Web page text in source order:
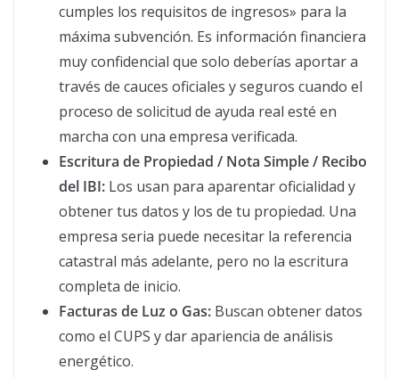
cumples los requisitos de ingresos» para la
máxima subvención. Es información financiera
muy confidencial que solo deberías aportar a
través de cauces oficiales y seguros cuando el
proceso de solicitud de ayuda real esté en
marcha con una empresa verificada.
Escritura de Propiedad / Nota Simple / Recibo
del IBI: Los usan para aparentar oficialidad y
obtener tus datos y los de tu propiedad. Una
empresa seria puede necesitar la referencia
catastral más adelante, pero no la escritura
completa de inicio.
Facturas de Luz o Gas: Buscan obtener datos
como el CUPS y dar apariencia de análisis
energético.